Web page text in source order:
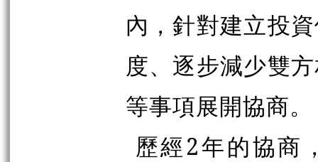
內，針對建立投
度、逐步減少雙
等事項展開協商。
歷經2年的協商